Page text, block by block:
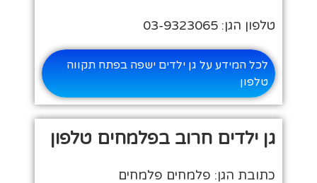
טלפון הגן: 03-9323065
לכל המידע על גן ילדים ישפה בפתח תקווה
טלפון
גן ילדים חרוב בפלמחים טלפון
כתובת הגן: פלמחים פלמחים